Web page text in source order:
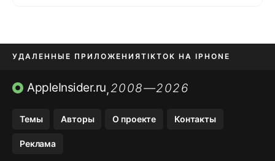
УДАЛЕННЫЕ ПРИЛОЖЕНИЯTIKTOK НА IPHONE
ПРИЛОЖЕНИЯ БЕЗ APP STORE
AppleInsider.ru,2008—2026
Темы Авторы О проекте Контакты
Реклама